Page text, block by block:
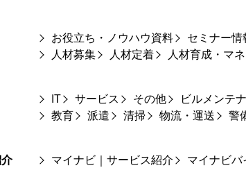
お役立ち・ノウハウ資料 セミナー情
人材募集
人材定着 人材育成・マ
IT サービス その他 ビルメンテ
教育
派遣 清掃 物流・運送 警
マイナビ｜サービス紹介 マイナビバ